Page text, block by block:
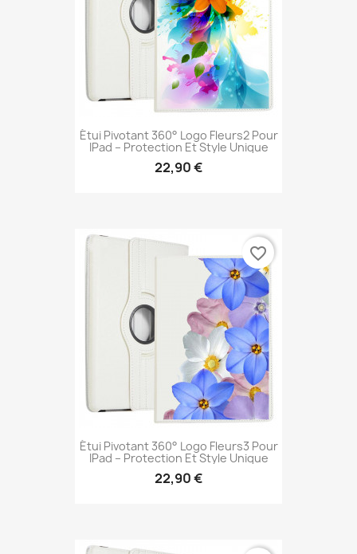
Étui Pivotant 360° Logo Fleurs2 Pour
IPad – Protection Et Style Unique
22,90 €
Étui Pivotant 360° Logo Fleurs3 Pour
IPad – Protection Et Style Unique
22,90 €
favorite_border